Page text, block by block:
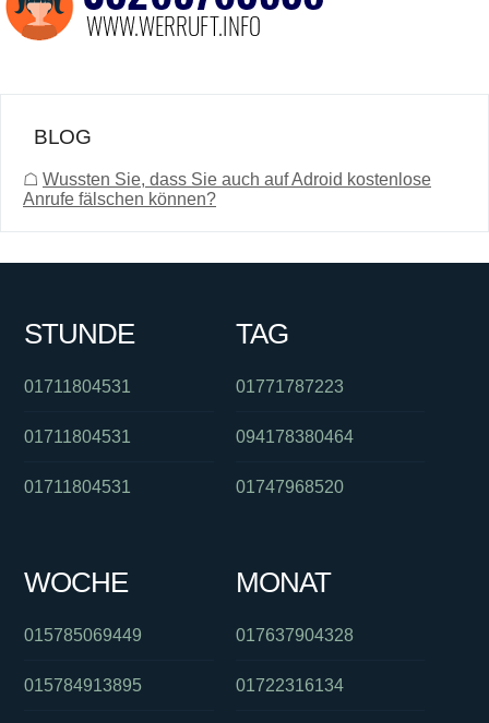
BLOG
☖ Wussten Sie, dass Sie auch auf Adroid kostenlose
Anrufe fälschen können?
STUNDE
01711804531
01711804531
01711804531
TAG
01771787223
094178380464
01747968520
WOCHE
015785069449
015784913895
MONAT
017637904328
01722316134